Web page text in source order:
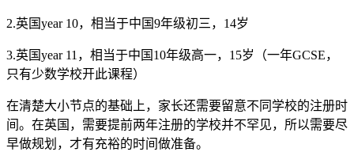
2.英国year 10，相当于中国9年级初三，14岁
3.英国year 11，相当于中国10年级高一，15岁（一年GCSE，
只有少数学校开此课程）
在清楚大小节点的基础上，家长还需要留意不同学校的注册时
间。在英国，需要提前两年注册的学校并不罕见，所以需要尽
早做规划，才有充裕的时间做准备。